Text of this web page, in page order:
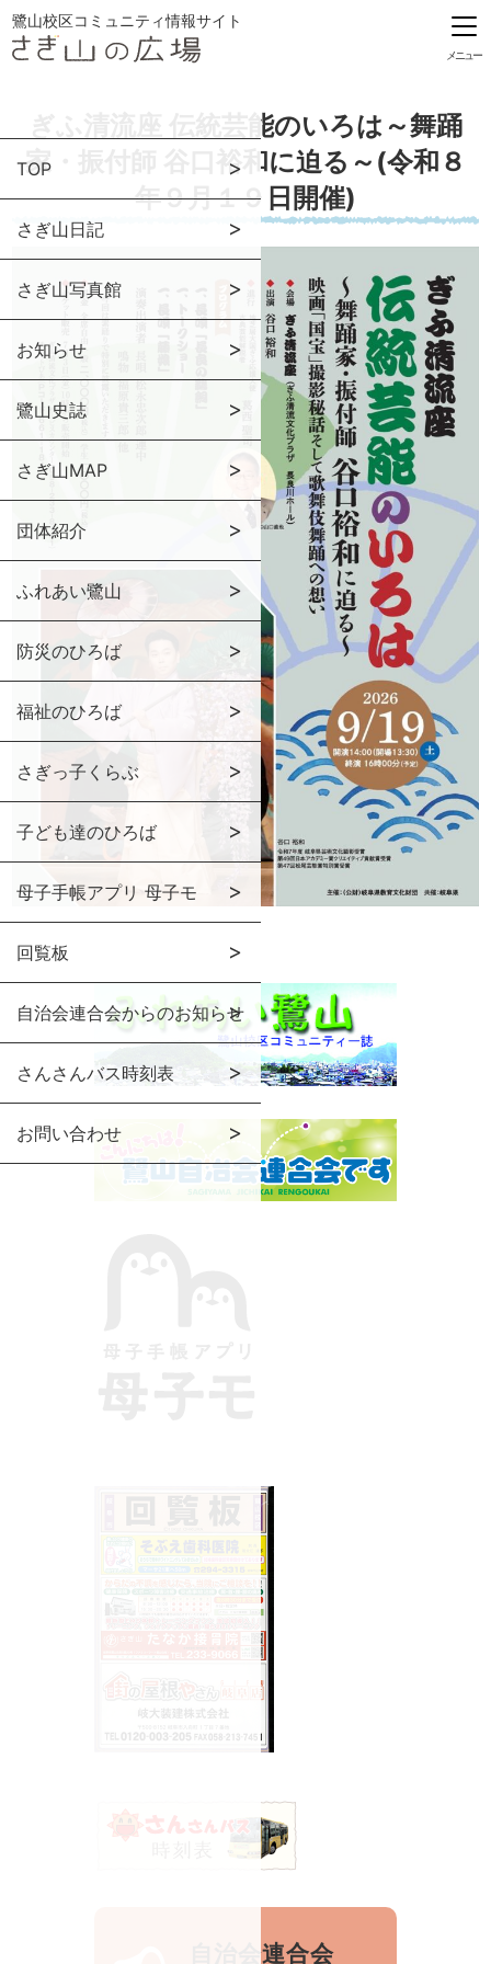
鷺山校区コミュニティ情報サイト
メニュー
TOP
さぎ山日記
さぎ山写真館
お知らせ
鷺山史誌
さぎ山MAP
団体紹介
ふれあい鷺山
防災のひろば
福祉のひろば
さぎっ子くらぶ
子ども達のひろば
母子手帳アプリ 母子モ
回覧板
自治会連合会からのお知らせ
さんさんバス時刻表
お問い合わせ
ぎふ清流座 伝統芸能のいろは～舞踊
家・振付師 谷口裕和に迫る～(令和８
年９月１９日開催)
自治会連合会